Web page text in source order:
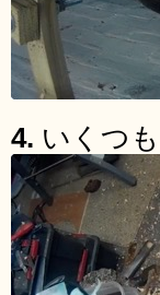
4. いくつ